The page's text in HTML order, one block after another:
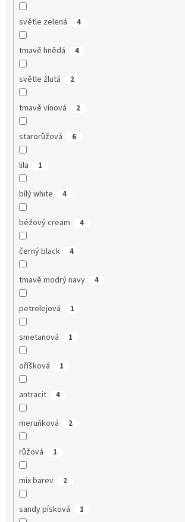
světle zelená 4
tmavě hnědá 4
světle žlutá 2
tmavě vínová 2
starorůžová 6
lila 1
bílý white 4
béžový cream 4
černý black 4
tmavě modrý navy 4
petrolejová 1
smetanová 1
oříšková 1
antracit 4
meruňková 2
růžová 1
mix barev 2
sandy písková 1